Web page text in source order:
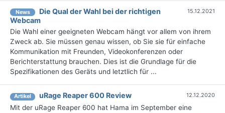
News
Die Qual der Wahl bei der richtigen
Webcam
15.12.2021
Die Wahl einer geeigneten Webcam hängt vor allem von ihrem
Zweck ab. Sie müssen genau wissen, ob Sie sie für einfache
Kommunikation mit Freunden, Videokonferenzen oder
Berichterstattung brauchen. Dies ist die Grundlage für die
Spezifikationen des Geräts und letztlich für ...
Artikel uRage Reaper 600 Review 12.12.2020
Mit der uRage Reaper 600 hat Hama im September eine